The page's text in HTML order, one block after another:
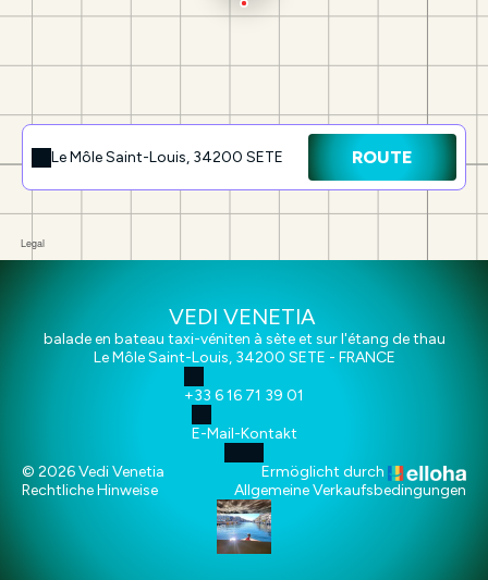
Le Môle Saint-Louis, 34200 SETE ROUTE
VEDI VENETIA
balade en bateau taxi-véniten à sète et sur l'étang de thau
Le Môle Saint-Louis, 34200 SETE - FRANCE
+33 6 16 71 39 01
E-Mail-Kontakt
© 2026 Vedi Venetia
Ermöglicht durch
Rechtliche Hinweise
Allgemeine Verkaufsbedingungen